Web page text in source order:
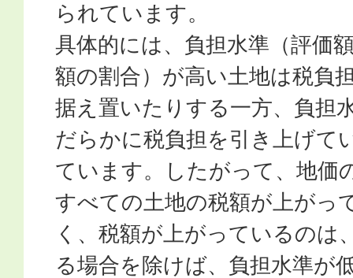
られています。
具体的には、負担水準（評価
額の割合）が高い土地は税負
据え置いたりする一方、負担
だらかに税負担を引き上げて
ています。したがって、地価
すべての土地の税額が上がっ
く、税額が上がっているのは
る場合を除けば、負担水準が